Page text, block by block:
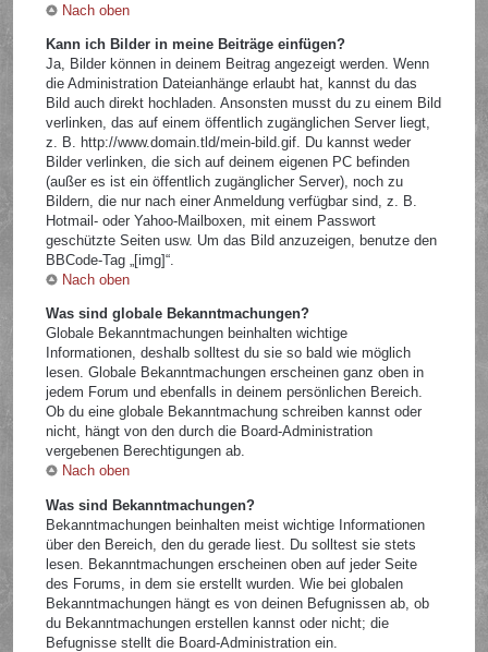
Nach oben
Kann ich Bilder in meine Beiträge einfügen?
Ja, Bilder können in deinem Beitrag angezeigt werden. Wenn
die Administration Dateianhänge erlaubt hat, kannst du das
Bild auch direkt hochladen. Ansonsten musst du zu einem Bild
verlinken, das auf einem öffentlich zugänglichen Server liegt,
z. B. http://www.domain.tld/mein-bild.gif. Du kannst weder
Bilder verlinken, die sich auf deinem eigenen PC befinden
(außer es ist ein öffentlich zugänglicher Server), noch zu
Bildern, die nur nach einer Anmeldung verfügbar sind, z. B.
Hotmail- oder Yahoo-Mailboxen, mit einem Passwort
geschützte Seiten usw. Um das Bild anzuzeigen, benutze den
BBCode-Tag „[img]“.
Nach oben
Was sind globale Bekanntmachungen?
Globale Bekanntmachungen beinhalten wichtige
Informationen, deshalb solltest du sie so bald wie möglich
lesen. Globale Bekanntmachungen erscheinen ganz oben in
jedem Forum und ebenfalls in deinem persönlichen Bereich.
Ob du eine globale Bekanntmachung schreiben kannst oder
nicht, hängt von den durch die Board-Administration
vergebenen Berechtigungen ab.
Nach oben
Was sind Bekanntmachungen?
Bekanntmachungen beinhalten meist wichtige Informationen
über den Bereich, den du gerade liest. Du solltest sie stets
lesen. Bekanntmachungen erscheinen oben auf jeder Seite
des Forums, in dem sie erstellt wurden. Wie bei globalen
Bekanntmachungen hängt es von deinen Befugnissen ab, ob
du Bekanntmachungen erstellen kannst oder nicht; die
Befugnisse stellt die Board-Administration ein.